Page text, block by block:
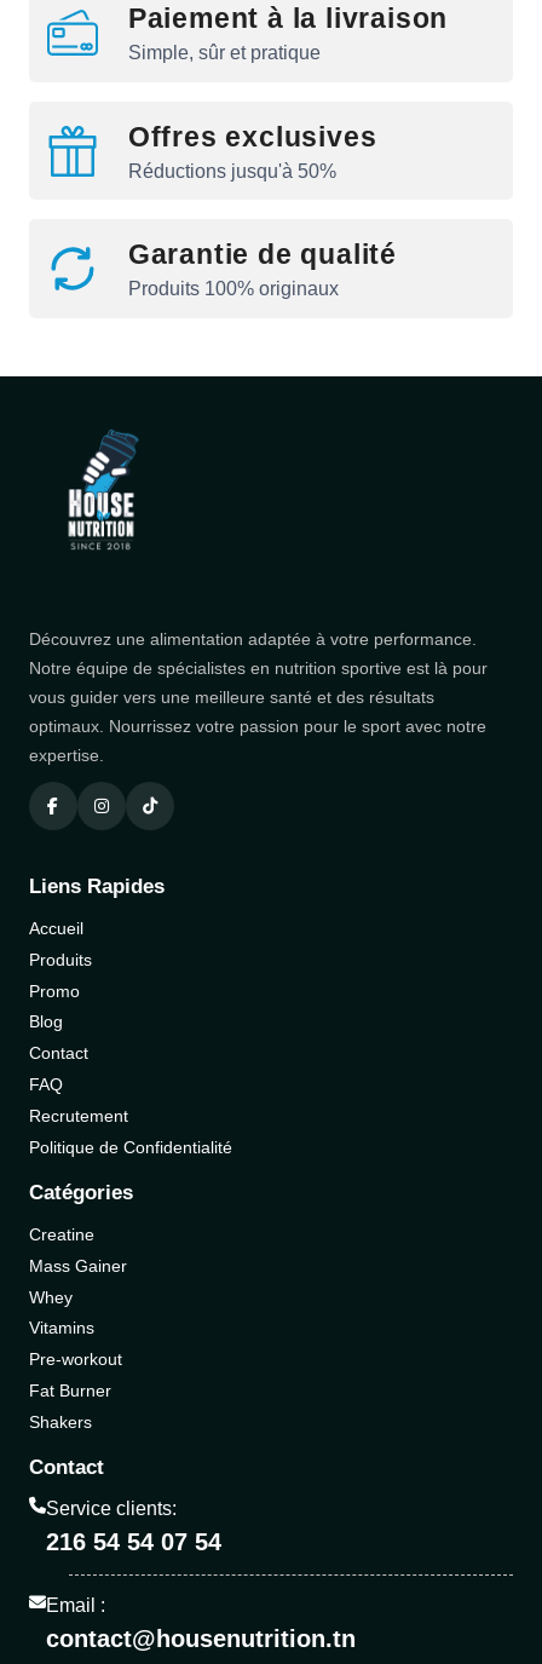
Paiement à la livraison
Simple, sûr et pratique
Offres exclusives
Réductions jusqu'à 50%
Garantie de qualité
Produits 100% originaux
Découvrez une alimentation adaptée à votre performance.
Notre équipe de spécialistes en nutrition sportive est là pour
vous guider vers une meilleure santé et des résultats
optimaux. Nourrissez votre passion pour le sport avec notre
expertise.
Liens Rapides
Accueil
Produits
Promo
Blog
Contact
FAQ
Recrutement
Politique de Confidentialité
Catégories
Creatine
Mass Gainer
Whey
Vitamins
Pre-workout
Fat Burner
Shakers
Contact
Service clients:
216 54 54 07 54
Email :
contact@housenutrition.tn